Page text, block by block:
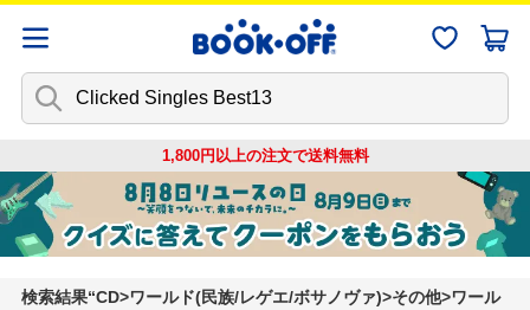
1,800円以上の注文で送料無料
検索結果 CD>ワールド(民族/レゲエ/ボサノヴァ)>その他>ワール